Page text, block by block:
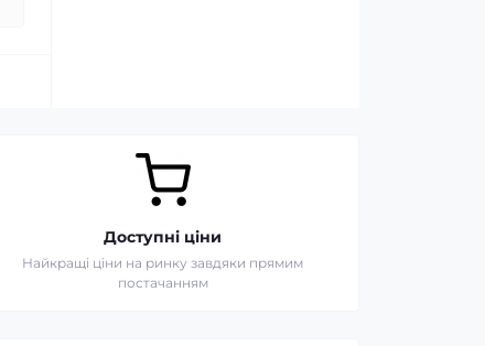
Доступні ціни
Найкращі ціни на ринку завдяки прямим
постачанням